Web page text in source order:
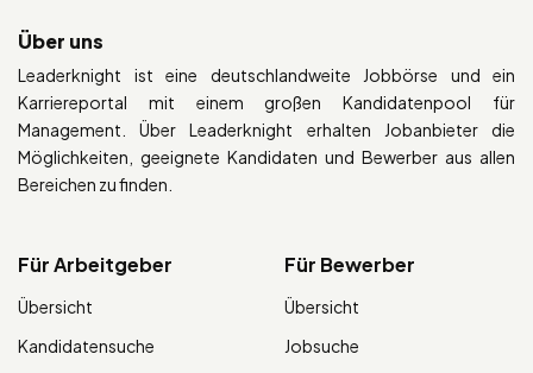
Über uns
Leaderknight ist eine deutschlandweite Jobbörse und ein
Karriereportal mit einem großen Kandidatenpool für
Management. Über Leaderknight erhalten Jobanbieter die
Möglichkeiten, geeignete Kandidaten und Bewerber aus allen
Bereichen zu finden.
Für Arbeitgeber
Übersicht
Kandidatensuche
Für Bewerber
Übersicht
Jobsuche